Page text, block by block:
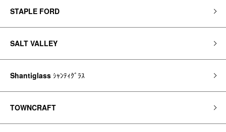
STAPLE FORD
SALT VALLEY
Shantiglass ｼｬﾝﾃｨｸﾞﾗｽ
TOWNCRAFT